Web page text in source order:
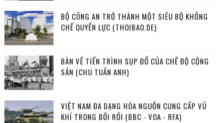
BỘ CÔNG AN TRỞ THÀNH MỘT SIÊU BỘ KHỐNG
CHẾ QUYỀN LỰC (THOIBAO.DE)
BÀN VỀ TIẾN TRÌNH SỤP ĐỔ CỦA CHẾ ĐỘ CỘNG
SẢN (CHU TUẤN ANH)
VIỆT NAM ĐA DẠNG HÓA NGUỒN CUNG CẤP VŨ
KHÍ TRONG BỐI RỐI (BBC - VOA - RFA)